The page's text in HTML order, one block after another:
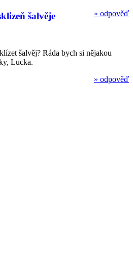
» odpověď
šalvěje
šalvěj? Ráda bych si nějakou
Lucka.
» odpověď